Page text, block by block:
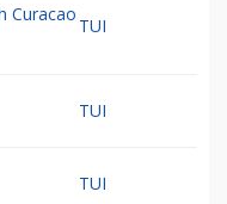
Curacao
TUI
TUI
TUI